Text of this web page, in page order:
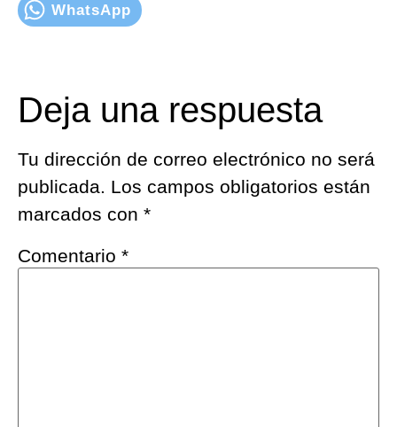
WhatsApp
Deja una respuesta
Tu dirección de correo electrónico no será
publicada. Los campos obligatorios están
marcados con *
Comentario *